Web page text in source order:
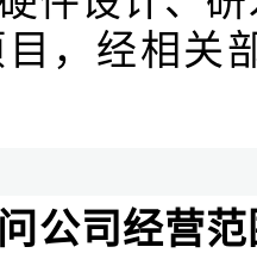
，经相关
公司经营